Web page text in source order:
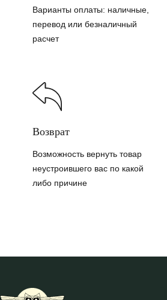
Варианты оплаты: наличные,
перевод или безналичный
расчет
Возврат
Возможность вернуть товар
неустроившего вас по какой
либо причине